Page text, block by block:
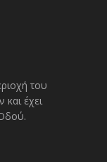
του
έχει